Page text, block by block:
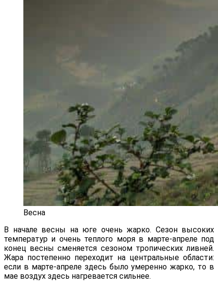
Весна
В начале весны на юге очень жарко. Сезон высоких
температур и очень теплого моря в марте-апреле под
конец весны сменяется сезоном тропических ливней.
Жара постепенно переходит на центральные области:
если в марте-апреле здесь было умеренно жарко, то в
мае воздух здесь нагревается сильнее.